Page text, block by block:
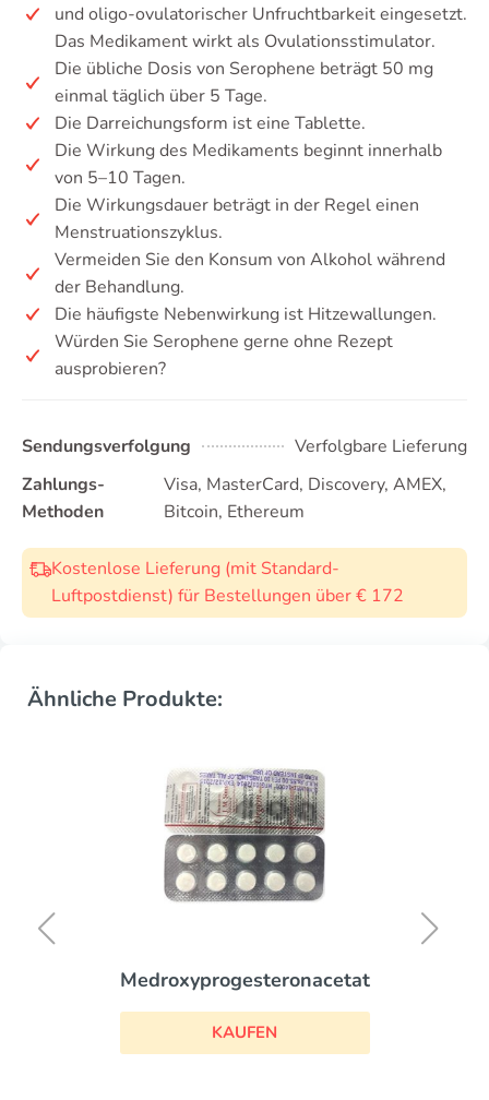
und oligo-ovulatorischer Unfruchtbarkeit eingesetzt.
Das Medikament wirkt als Ovulationsstimulator.
Die übliche Dosis von Serophene beträgt 50 mg
einmal täglich über 5 Tage.
Die Darreichungsform ist eine Tablette.
Die Wirkung des Medikaments beginnt innerhalb
von 5–10 Tagen.
Die Wirkungsdauer beträgt in der Regel einen
Menstruationszyklus.
Vermeiden Sie den Konsum von Alkohol während
der Behandlung.
Die häufigste Nebenwirkung ist Hitzewallungen.
Würden Sie Serophene gerne ohne Rezept
ausprobieren?
Sendungsverfolgung
Verfolgbare Lieferung
Zahlungs-
Methoden
Visa, MasterCard, Discovery, AMEX,
Bitcoin, Ethereum
Kostenlose Lieferung (mit Standard-
Luftpostdienst) für Bestellungen über € 172
Ähnliche Produkte:
Femara